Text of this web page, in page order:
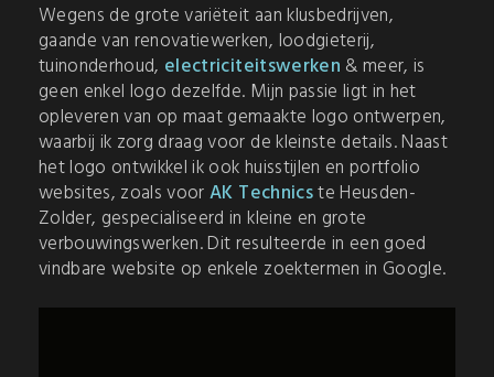
Wegens de grote variëteit aan klusbedrijven,
gaande van renovatiewerken, loodgieterij,
tuinonderhoud, electriciteitswerken & meer, is
geen enkel logo dezelfde. Mijn passie ligt in het
opleveren van op maat gemaakte logo ontwerpen,
waarbij ik zorg draag voor de kleinste details. Naast
het logo ontwikkel ik ook huisstijlen en portfolio
websites, zoals voorAK Technicste Heusden-
Zolder, gespecialiseerd in kleine en grote
verbouwingswerken. Dit resulteerde in een goed
vindbare website op enkele zoektermen in Google.